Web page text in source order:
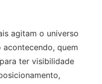
agitam o universo
quem
ter visibilidade